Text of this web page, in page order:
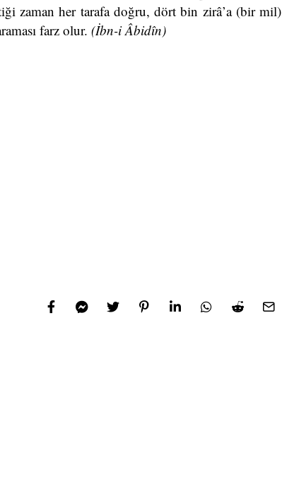
zaman her tarafa doğru, dört bin zirâ’a (bir mil)
farz olur. (İbn-i Âbidîn)